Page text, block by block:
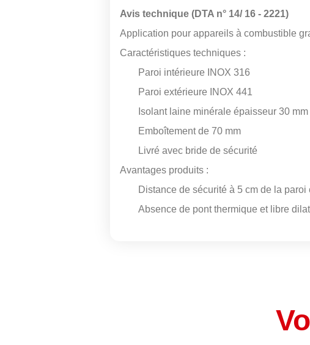
Avis technique (DTA n° 14/ 16 - 2221)
Application pour appareils à combustible
Caractéristiques techniques :
Paroi intérieure INOX 316
Paroi extérieure INOX 441
Isolant laine minérale épaisseur 30 mm
Emboîtement de 70 mm
Livré avec bride de sécurité
Avantages produits :
Distance de sécurité à 5 cm de la
Absence de pont thermique et libre